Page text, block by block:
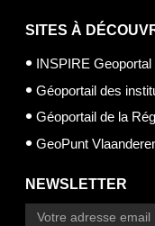
SITES À
INSPIRE Geoportal
Géoportail des
Géoportail de la
GeoPunt
NEWSLETTER